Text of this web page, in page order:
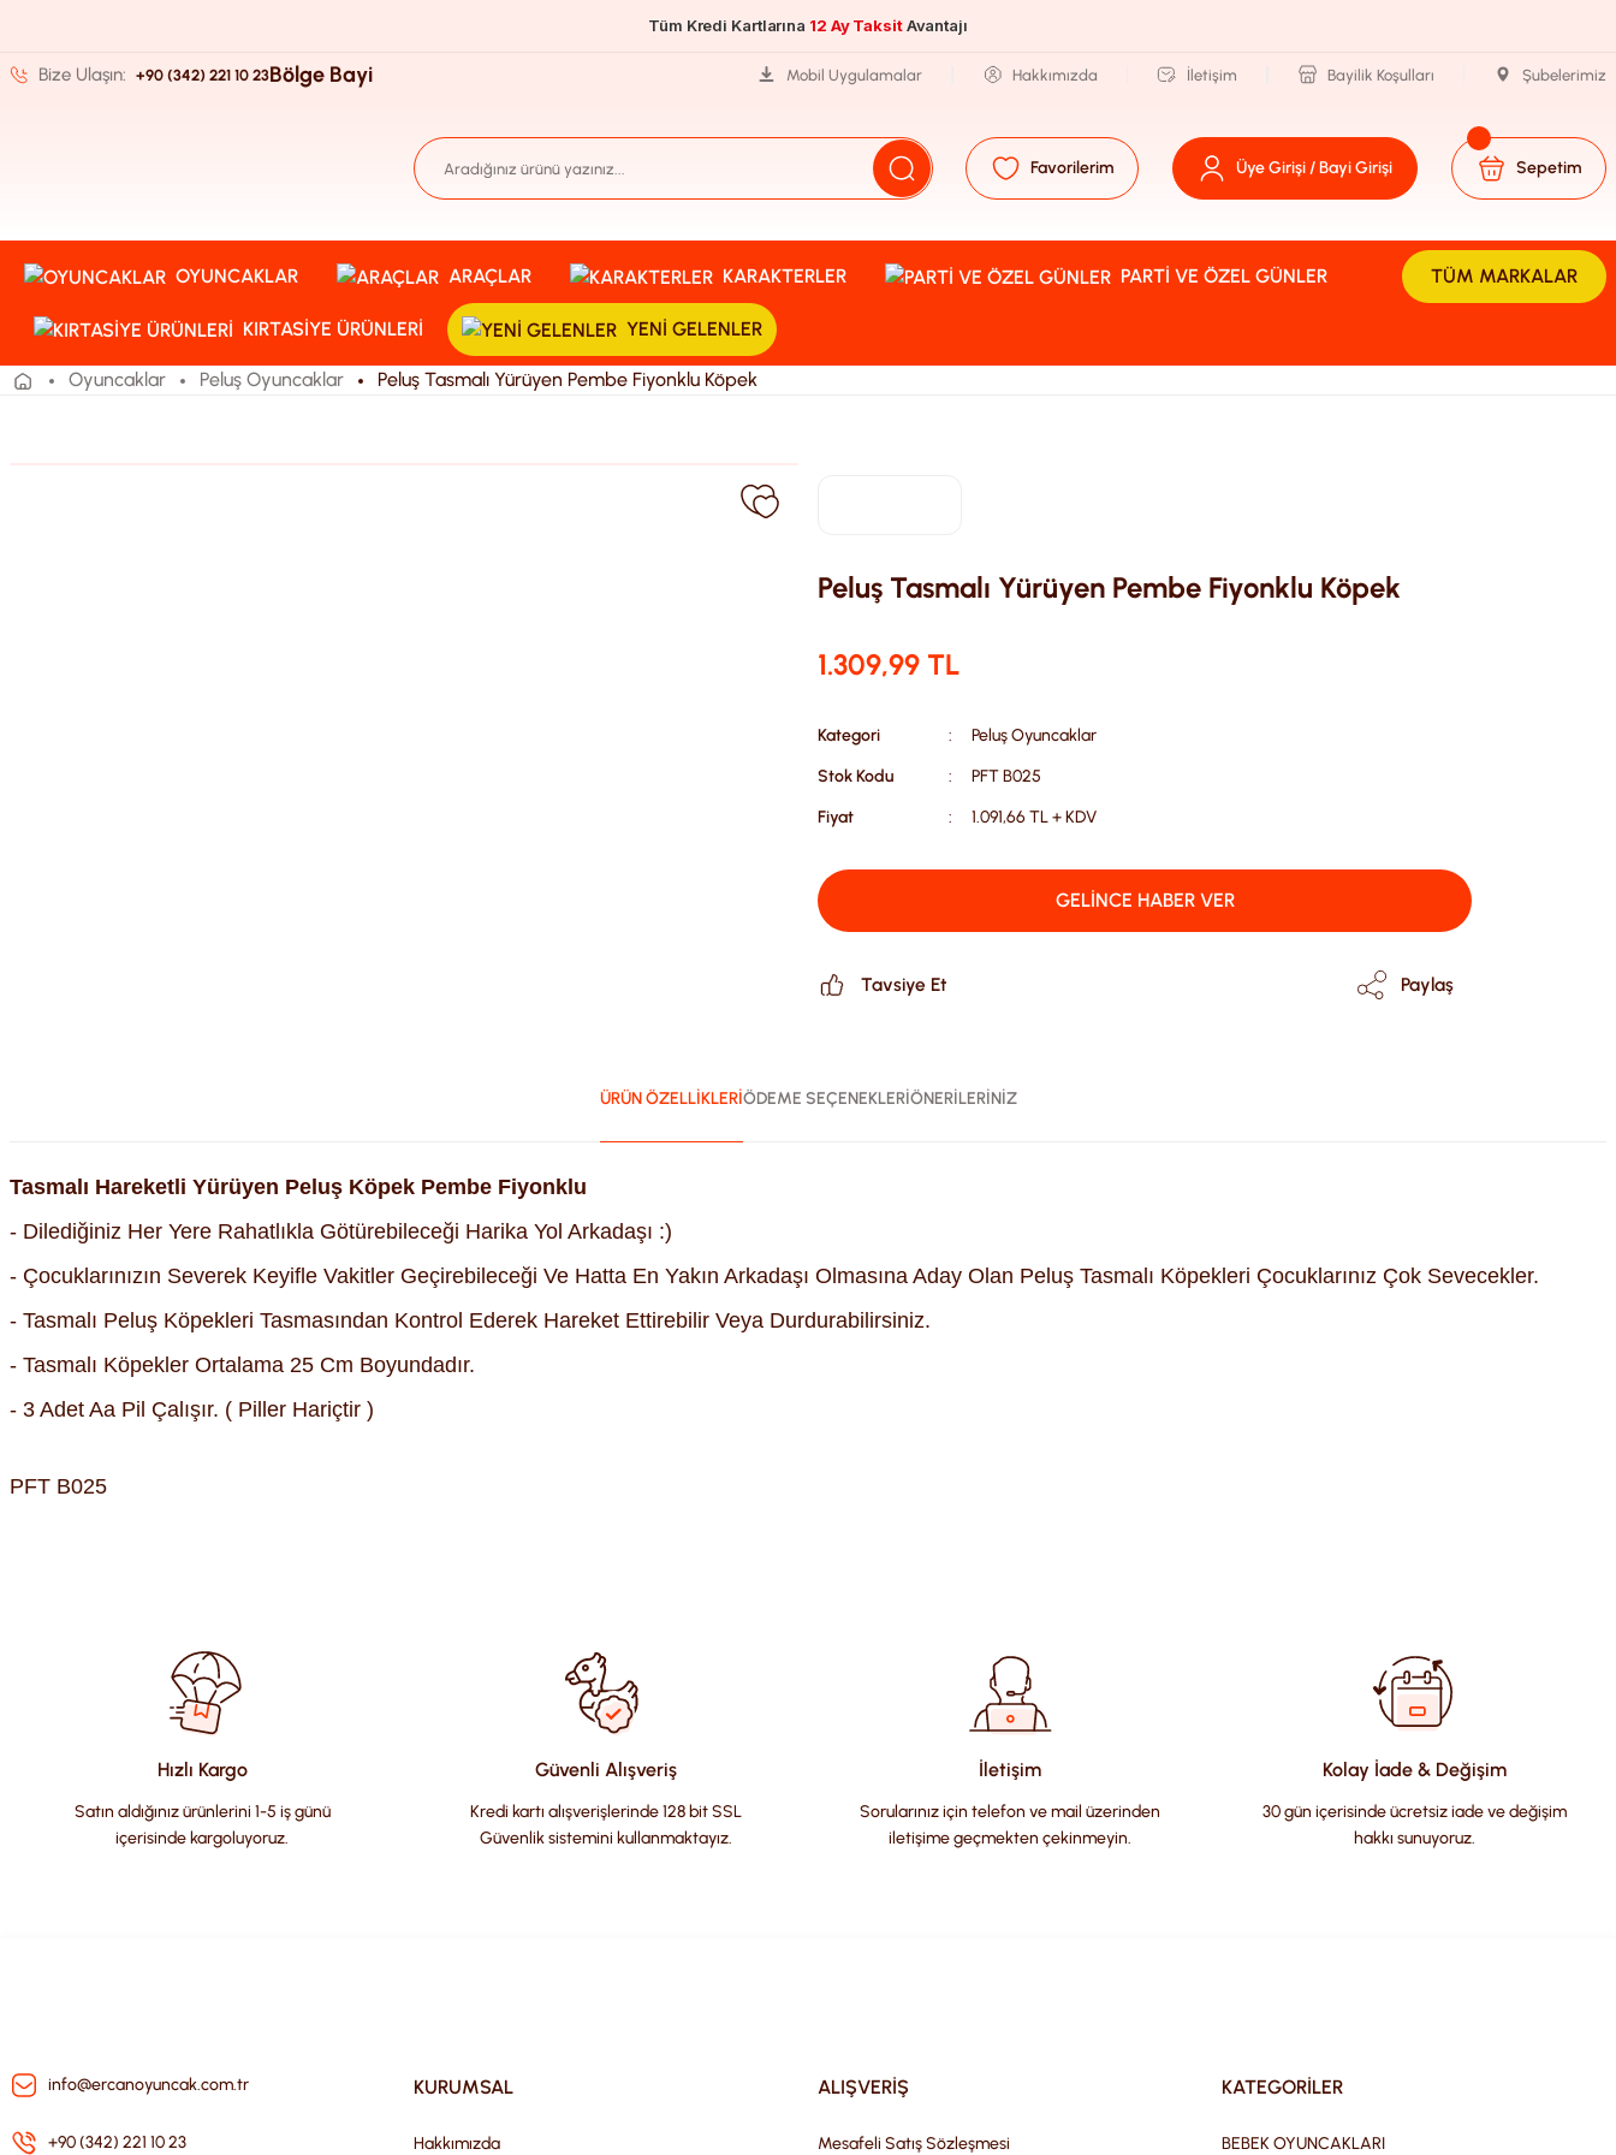
Tüm Kredi Kartlarına 12 Ay TaksitAvantajı
Bize Ulaşın: +90 (342) 221 10 23Bölge Bayi Mobil Uygulamalar Hakkımızda İletişim Bayilik Koşulları Şubelerimiz
Favorilerim Üye Girişi / Bayi Girişi Sepetim
OYUNCAKLAR ARAÇLAR KARAKTERLER PARTI VE ÖZEL GÜNLER
KIRTASIYE ÜRÜNLERI YENI GELENLER
TÜM MARKALAR
Oyuncaklar Peluş Oyuncaklar Peluş Tasmalı Yürüyen Pembe Fiyonklu Köpek
Peluş Tasmalı Yürüyen Pembe Fiyonklu Köpek
1.309,99 TL
Kategori
Peluş Oyuncaklar
Stok Kodu
PFT B025
Fiyat
1.091,66 TL + KDV
GELİNCE HABER VER
Tavsiye Et Paylaş
ÜRÜN ÖZELLİKLERİÖDEME SEÇENEKLERİÖNERİLERİNİZ
Tasmalı Hareketli Yürüyen Peluş Köpek Pembe Fiyonklu
- Dilediğiniz Her Yere Rahatlıkla Götürebileceği Harika Yol Arkadaşı :)
- Çocuklarınızın Severek Keyifle Vakitler Geçirebileceği Ve Hatta En Yakın Arkadaşı Olmasına Aday Olan Peluş Tasmalı Köpekleri Çocuklarınız Çok Sevecekler.
- Tasmalı Peluş Köpekleri Tasmasından Kontrol Ederek Hareket Ettirebilir Veya Durdurabilirsiniz.
- Tasmalı Köpekler Ortalama 25 Cm Boyundadır.
- 3 Adet Aa Pil Çalışır. ( Piller Hariçtir )
PFT B025
Ürün resmi kalitesiz, bozuk veya görüntülenemiyor.
Ürün açıklamasında eksik bilgiler bulunuyor.
Ürün bilgilerinde hatalar bulunuyor.
Bu ürüne benzer farklı alternatifler olmalı.
Hızlı Kargo
Satın aldığınız ürünlerini 1-5 iş günü
içerisinde kargoluyoruz.
Güvenli Alışveriş
Kredi kartı alışverişlerinde 128 bit SSL
Güvenlik sistemini kullanmaktayız.
İletişim
Sorularınız için telefon ve mail üzerinden
iletişime geçmekten çekinmeyin.
Kolay İade & Değişim
30 gün içerisinde ücretsiz iade ve değişim
hakkı sunuyoruz.
info@ercanoyuncak.com.tr
+90 (342) 221 10 23
KURUMSAL
Hakkımızda
ALIŞVERİŞ
Mesafeli Satış Sözleşmesi
KATEGORİLER
BEBEK OYUNCAKLARI